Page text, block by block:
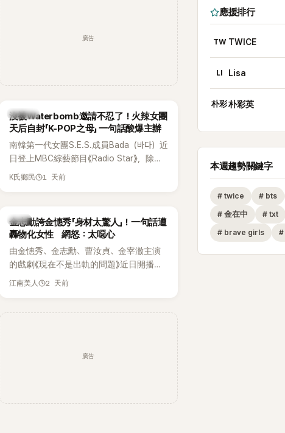
廣告
K-POP
沒被Waterbomb邀請不忍了！火辣女團
天后自封「K-POP之母」 一句話酸爆主辦
南韓第一代女團S.E.S.成員Bada（바다）近
日登上MBC綜藝節目《Radio Star》，除了
分享近況，還罕見公開向夏季音樂節
根本只是懂了皮毛。」一番話笑翻全場，也
引發網友熱議。
K氏鄉民 1 天前
韓星
金志勳誇金憓秀「身材太驚人」！一句話遭
轟物化女性 網怒：太噁心
由金憓秀、金志勳、曹汝貞、金宰澈主演
的戲劇《現在不是出軌的問題》近日開播，
為宣傳新作品，四位主演一同出演
江南美人 2 天前
廣告
應援排行
TW TWICE
LI Lisa
朴彩朴彩英
本週趨勢關鍵字
# twice # bts
# 金在中 # txt
# brave girls #